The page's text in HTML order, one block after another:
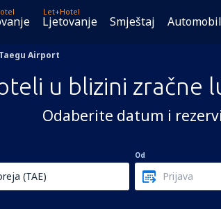
Let+Hotel
Ljetovanje Smještaj
Taegu Airport
u blizini zračne
Odaberite datum i
Od